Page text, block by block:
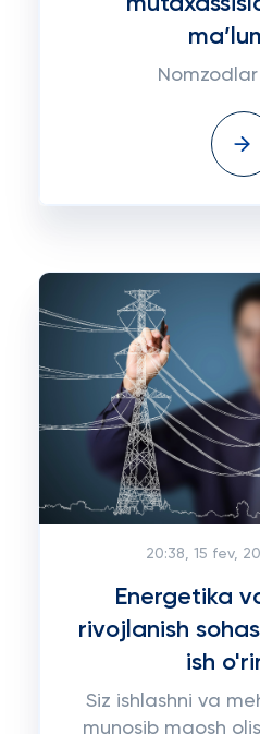
20:38, 15 fev,
Energetika
rivojlanish
ish
Siz ishlashni va
munosib maosh